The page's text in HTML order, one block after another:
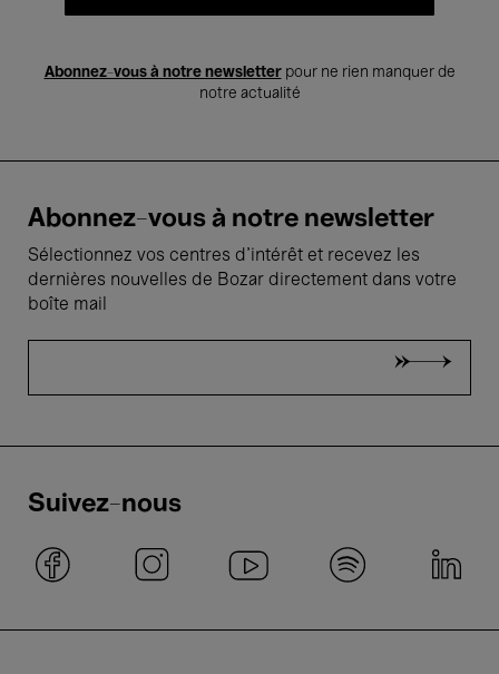
Abonnez-vous à notre newsletterpour ne rien manquer de
notre actualité
Abonnez-vous à notre newsletter
Sélectionnez vos centres d'intérêt et recevez les
dernières nouvelles de Bozar directement dans votre
boîte mail
Suivez-nous